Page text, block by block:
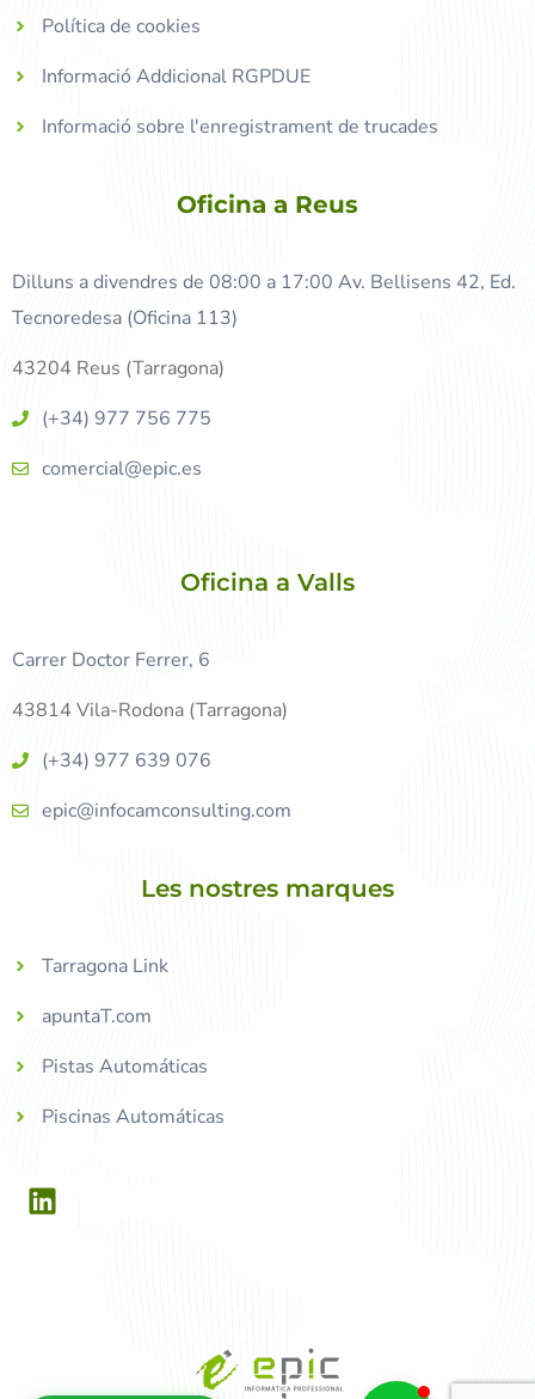
Política de cookies
Informació Addicional RGPDUE
Informació sobre l'enregistrament de trucades
Oficina a Reus
Dilluns a divendres de 08:00 a 17:00 Av. Bellisens 42, Ed.
Tecnoredesa (Oficina 113)
43204 Reus (Tarragona)
(+34) 977 756 775
comercial@epic.es
Oficina a Valls
Carrer Doctor Ferrer, 6
43814 Vila-Rodona (Tarragona)
(+34) 977 639 076
epic@infocamconsulting.com
Les nostres marques
Tarragona Link
apuntaT.com
Pistas Automáticas
Piscinas Automáticas